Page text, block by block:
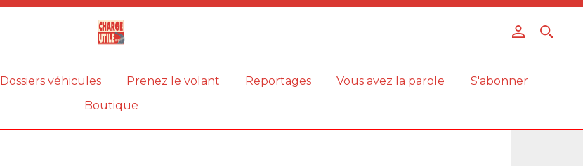
Dossiers véhicules Prenez le volant Reportages Vous avez la parole
S'abonner
Boutique